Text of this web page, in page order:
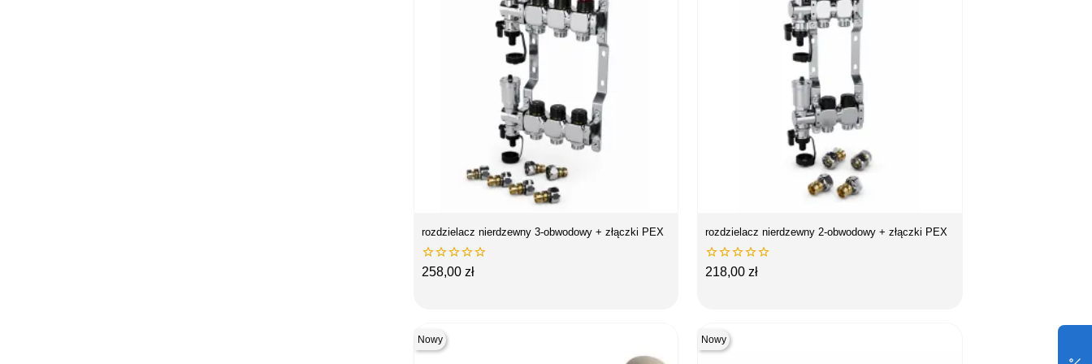
rozdzielacz nierdzewny 3-obwodowy + złączki PEX

Cena
258,00 zł
rozdzielacz nierdzewny 2-obwodowy + złączki PEX

Cena
218,00 zł
Nowy Nowy